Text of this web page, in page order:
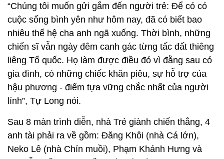
“Chúng tôi muốn gửi gắm đến người trẻ: Để có có
cuộc sống bình yên như hôm nay, đã có biết bao
nhiêu thế hệ cha anh ngã xuống. Thời bình, những
chiến sĩ vẫn ngày đêm canh gác từng tấc đất thiêng
liêng Tổ quốc. Họ làm được điều đó vì đằng sau có
gia đình, có những chiếc khăn piêu, sự hỗ trợ của
hậu phương - điểm tựa vững chắc nhất của người
lính”, Tự Long nói.
Sau 8 màn trình diễn, nhà Trẻ giành chiến thắng, 4
anh tài phải ra về gồm: Đăng Khôi (nhà Cá lớn),
Neko Lê (nhà Chín muồi), Phạm Khánh Hưng và